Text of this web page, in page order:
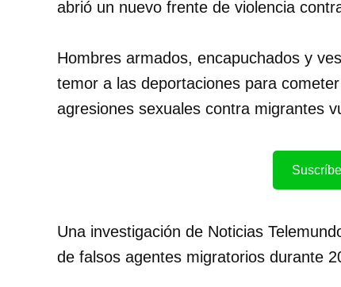
abrió un nuevo frente de violencia
Hombres armados, encapuchados y
temor a las deportaciones para
agresiones sexuales contra migrantes
Una investigación de Noticias
de falsos agentes migratorios durante